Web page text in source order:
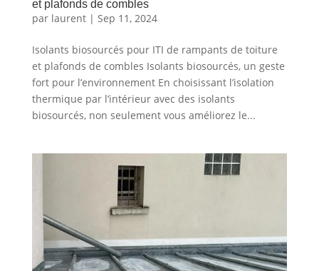
et plafonds de combles
par laurent| Sep 11, 2024
Isolants biosourcés pour ITI de rampants de toiture
et plafonds de combles Isolants biosourcés, un geste
fort pour l’environnement En choisissant l’isolation
thermique par l’intérieur avec des isolants
biosourcés, non seulement vous améliorez le...